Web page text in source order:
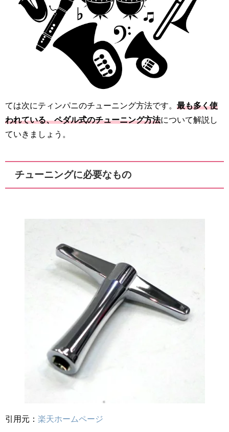
ては次にティンパニのチューニング方法です。 最も多く使
われている、ペダル式のチューニング方法について解説し
ていきましょう。
チューニングに必要なもの
引用元： 楽天ホームページ